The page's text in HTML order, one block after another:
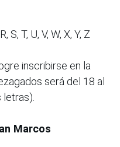
S, T, U, V, W, X, Y, Z
inscribirse en la
será del 18 al
Marcos